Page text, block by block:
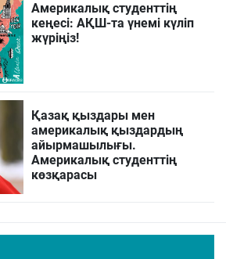
Америкалық студенттің
кеңесі: АҚШ-та үнемі күліп
жүріңіз!
Қазақ қыздары мен
америкалық қыздардың
айырмашылығы.
Америкалық студенттің
көзқарасы